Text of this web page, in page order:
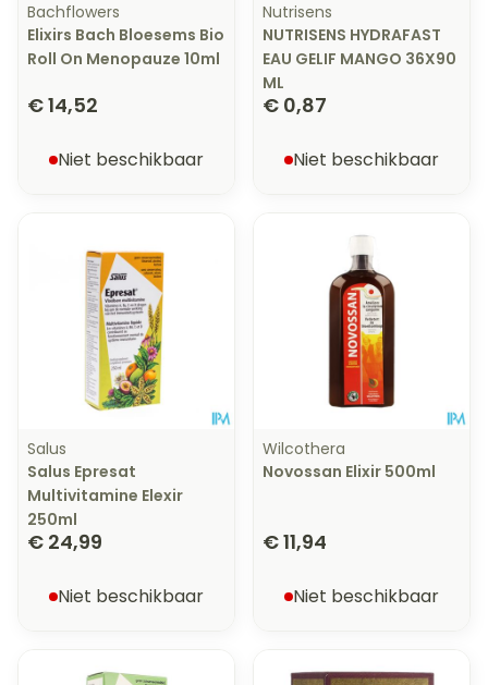
Bachflowers
Elixirs Bach Bloesems Bio
Roll On Menopauze 10ml
€ 14,52
Niet beschikbaar
Nutrisens
NUTRISENS HYDRAFAST
EAU GELIF MANGO 36X90
ML
€ 0,87
Niet beschikbaar
Salus
Salus Epresat
Multivitamine Elexir
250ml
€ 24,99
Niet beschikbaar
Wilcothera
Novossan Elixir 500ml
€ 11,94
Niet beschikbaar